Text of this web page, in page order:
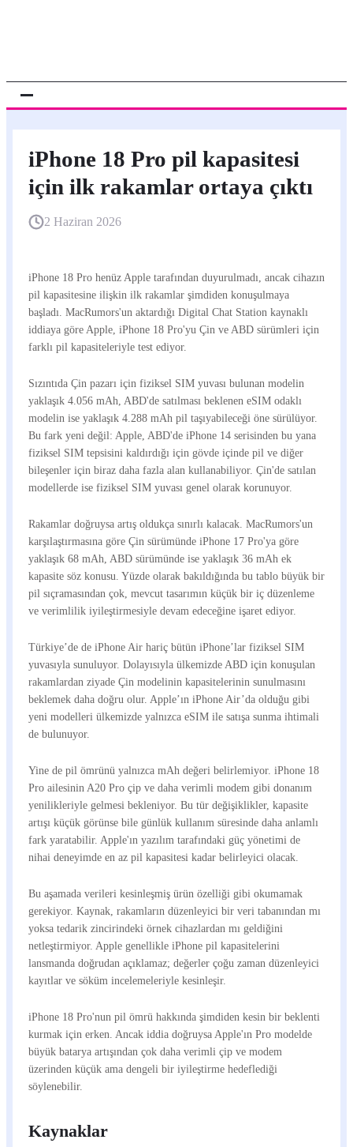
iPhone 18 Pro pil kapasitesi
için ilk rakamlar ortaya çıktı
2 Haziran 2026
iPhone 18 Pro henüz Apple tarafından duyurulmadı, ancak cihazın
pil kapasitesine ilişkin ilk rakamlar şimdiden konuşulmaya
başladı. MacRumors'un aktardığı Digital Chat Station kaynaklı
iddiaya göre Apple, iPhone 18 Pro'yu Çin ve ABD sürümleri için
farklı pil kapasiteleriyle test ediyor.
Sızıntıda Çin pazarı için fiziksel SIM yuvası bulunan modelin
yaklaşık 4.056 mAh, ABD'de satılması beklenen eSIM odaklı
modelin ise yaklaşık 4.288 mAh pil taşıyabileceği öne sürülüyor.
Bu fark yeni değil: Apple, ABD'de iPhone 14 serisinden bu yana
fiziksel SIM tepsisini kaldırdığı için gövde içinde pil ve diğer
bileşenler için biraz daha fazla alan kullanabiliyor. Çin'de satılan
modellerde ise fiziksel SIM yuvası genel olarak korunuyor.
Rakamlar doğruysa artış oldukça sınırlı kalacak. MacRumors'un
karşılaştırmasına göre Çin sürümünde iPhone 17 Pro'ya göre
yaklaşık 68 mAh, ABD sürümünde ise yaklaşık 36 mAh ek
kapasite söz konusu. Yüzde olarak bakıldığında bu tablo büyük bir
pil sıçramasından çok, mevcut tasarımın küçük bir iç düzenleme
ve verimlilik iyileştirmesiyle devam edeceğine işaret ediyor.
Türkiye’de de iPhone Air hariç bütün iPhone’lar fiziksel SIM
yuvasıyla sunuluyor. Dolayısıyla ülkemizde ABD için konuşulan
rakamlardan ziyade Çin modelinin kapasitelerinin sunulmasını
beklemek daha doğru olur. Apple’ın iPhone Air’da olduğu gibi
yeni modelleri ülkemizde yalnızca eSIM ile satışa sunma ihtimali
de bulunuyor.
Yine de pil ömrünü yalnızca mAh değeri belirlemiyor. iPhone 18
Pro ailesinin A20 Pro çip ve daha verimli modem gibi donanım
yenilikleriyle gelmesi bekleniyor. Bu tür değişiklikler, kapasite
artışı küçük görünse bile günlük kullanım süresinde daha anlamlı
fark yaratabilir. Apple'ın yazılım tarafındaki güç yönetimi de
nihai deneyimde en az pil kapasitesi kadar belirleyici olacak.
Bu aşamada verileri kesinleşmiş ürün özelliği gibi okumamak
gerekiyor. Kaynak, rakamların düzenleyici bir veri tabanından mı
yoksa tedarik zincirindeki örnek cihazlardan mı geldiğini
netleştirmiyor. Apple genellikle iPhone pil kapasitelerini
lansmanda doğrudan açıklamaz; değerler çoğu zaman düzenleyici
kayıtlar ve söküm incelemeleriyle kesinleşir.
iPhone 18 Pro'nun pil ömrü hakkında şimdiden kesin bir beklenti
kurmak için erken. Ancak iddia doğruysa Apple'ın Pro modelde
büyük batarya artışından çok daha verimli çip ve modem
üzerinden küçük ama dengeli bir iyileştirme hedeflediği
söylenebilir.
Kaynaklar